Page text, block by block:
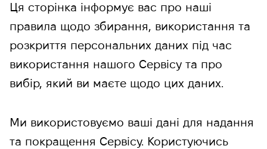
Ця сторінка інформує вас про наші
правила щодо збирання, використання та
розкриття персональних даних під час
використання нашого Сервісу та про
вибір, який ви маєте щодо цих даних.
Ми використовуємо ваші дані для надання
та покращення Сервісу. Користуючись